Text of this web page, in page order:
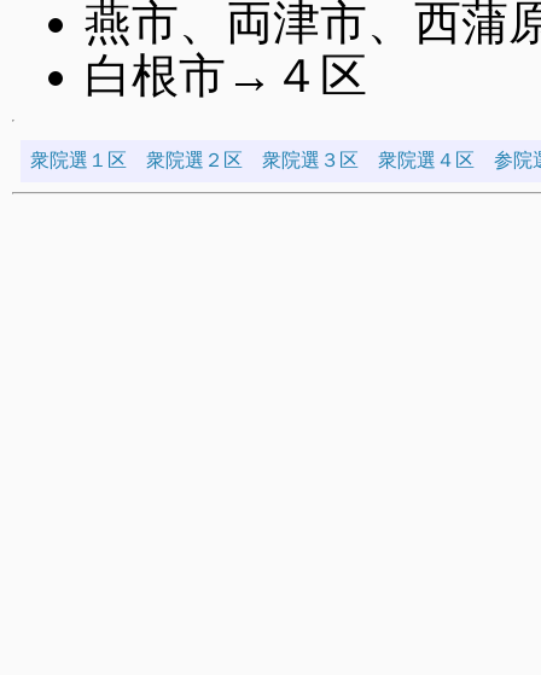
燕市、両津市、西蒲
白根市→４区
衆院選１区 衆院選２区 衆院選３区 衆院選４区 参院